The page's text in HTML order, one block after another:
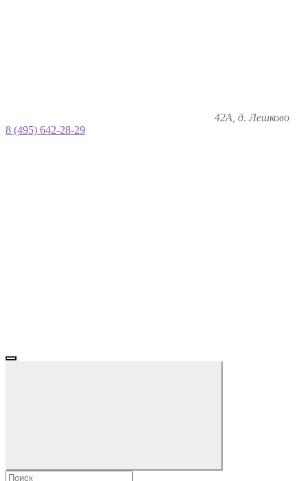
42А, д. Лешково
8 (495) 642-28-29